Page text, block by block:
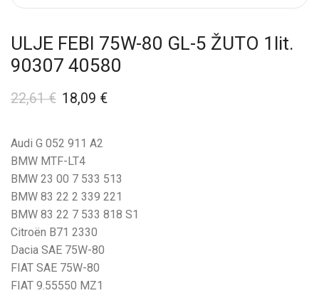
ULJE FEBI 75W-80 GL-5 ŽUTO 1lit.
90307 40580
22,61€ 18,09 €
Audi G 052 911 A2
BMW MTF-LT4
BMW 23 00 7 533 513
BMW 83 22 2 339 221
BMW 83 22 7 533 818 S1
Citroën B71 2330
Dacia SAE 75W-80
FIAT SAE 75W-80
FIAT 9.55550 MZ1